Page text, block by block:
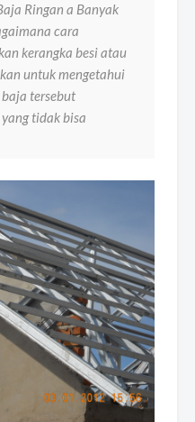
Ringan a Banyak
cara
kerangka besi atau
untuk mengetahui
tersebut
tidak bisa